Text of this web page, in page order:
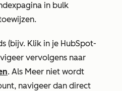
in bulk
(bijv. Klik in je HubSpot-
vervolgens naar
. Als Meer niet wordt
navigeer dan direct